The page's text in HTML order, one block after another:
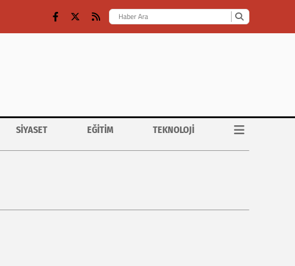
SİYASET EĞİTİM TEKNOLOJİ